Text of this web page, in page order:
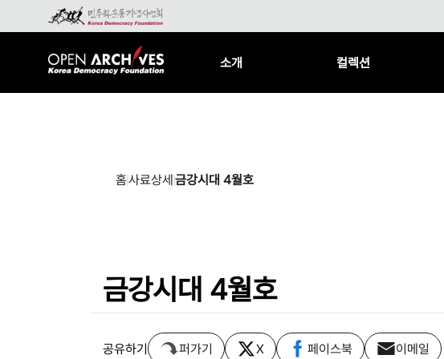
소개 컬렉션
홈사료상세금강시대 4월호
금강시대 4월호
공유하기 퍼가기 X 페이스북 이메일